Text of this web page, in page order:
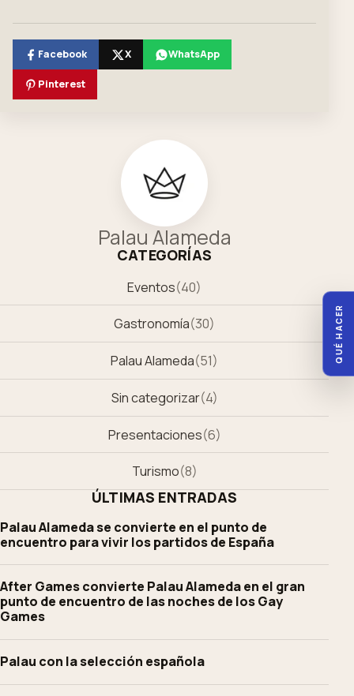
QUÉ HACER
Facebook X WhatsApp
Pinterest
Palau Alameda
CATEGORÍAS
Eventos(40)
Gastronomía(30)
Palau Alameda(51)
Sin categorizar(4)
Presentaciones(6)
Turismo(8)
ÚLTIMAS ENTRADAS
Palau Alameda se convierte en el punto de
encuentro para vivir los partidos de España
After Games convierte Palau Alameda en el gran
punto de encuentro de las noches de los Gay
Games
Palau con la selección española